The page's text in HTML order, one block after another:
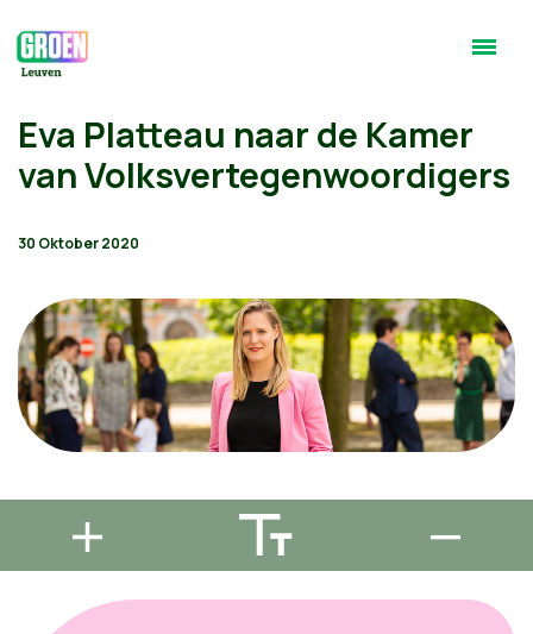
Eva Platteau naar de Kamer
van Volksvertegenwoordigers
30 Oktober 2020